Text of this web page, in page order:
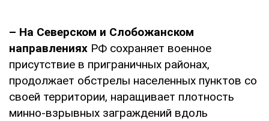
– На Северском и Слобожанском
направлениях РФ сохраняет военное
присутствие в приграничных районах,
продолжает обстрелы населенных пунктов со
своей территории, наращивает плотность
минно-взрывных заграждений вдоль